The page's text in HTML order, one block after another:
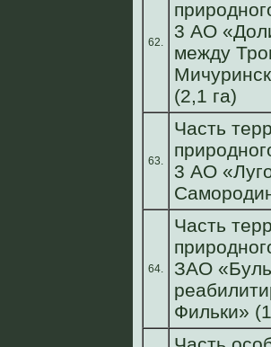
62.
3 АО
между
(2,1 га)
63.
Часть
3 АО
64.
Часть
ЗАО
Фильки»